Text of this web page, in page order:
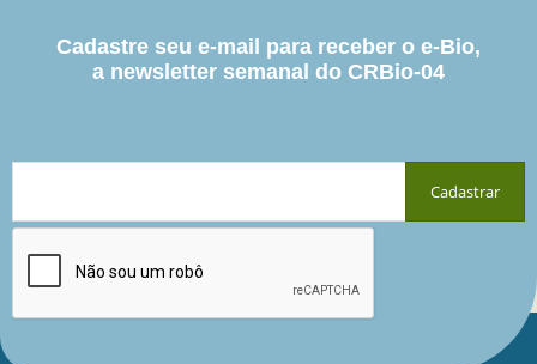
Cadastre seu e-mail para receber o e-Bio,
a newsletter semanal do CRBio-04